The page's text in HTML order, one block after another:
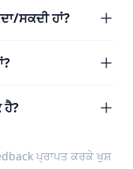
ਸਕਦੀ ਹਾਂ?
ਹੈ?
ਪ੍ਰਾਪਤ ਕਰਕੇ ਖੁਸ਼